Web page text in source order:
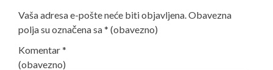
Vaša adresa e-pošte neće biti objavljena.Obavezna
polja su označena sa* (obavezno)
Komentar*
(obavezno)